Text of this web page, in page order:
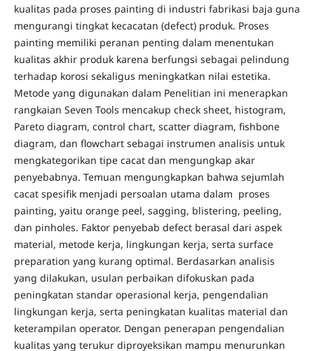
kualitas pada proses painting di industri fabrikasi baja guna
mengurangi tingkat kecacatan (defect) produk. Proses
painting memiliki peranan penting dalam menentukan
kualitas akhir produk karena berfungsi sebagai pelindung
terhadap korosi sekaligus meningkatkan nilai estetika.
Metode yang digunakan dalam Penelitian ini menerapkan
rangkaian Seven Tools mencakup check sheet, histogram,
Pareto diagram, control chart, scatter diagram, fishbone
diagram, dan flowchart sebagai instrumen analisis untuk
mengkategorikan tipe cacat dan mengungkap akar
penyebabnya. Temuan mengungkapkan bahwa sejumlah
cacat spesifik menjadi persoalan utama dalam proses
painting, yaitu orange peel, sagging, blistering, peeling,
dan pinholes. Faktor penyebab defect berasal dari aspek
material, metode kerja, lingkungan kerja, serta surface
preparation yang kurang optimal. Berdasarkan analisis
yang dilakukan, usulan perbaikan difokuskan pada
peningkatan standar operasional kerja, pengendalian
lingkungan kerja, serta peningkatan kualitas material dan
keterampilan operator. Dengan penerapan pengendalian
kualitas yang terukur diproyeksikan mampu menurunkan